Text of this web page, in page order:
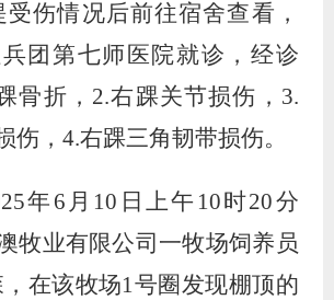
受伤情况后前往宿舍查看，
团第七师医院就诊，经诊
骨折， 2.右踝关节损伤， 3.
伤，4.右踝三角韧带损伤。
年 6 月 10 日上午 10时20分
牧业有限公司一牧场饲养员
在该牧场1号圈发现棚顶的